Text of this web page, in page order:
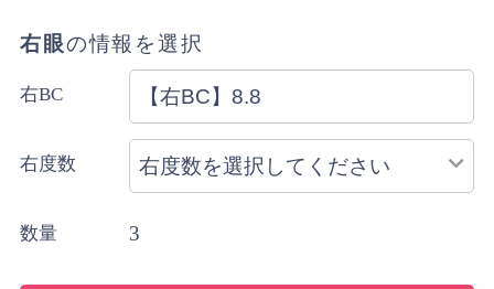
右眼の情報を選択
右BC
右度数
数量 3